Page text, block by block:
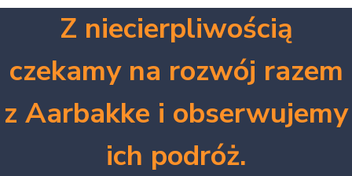
Z niecierpliwością
czekamy na rozwój razem
z Aarbakke i obserwujemy
ich podróż.